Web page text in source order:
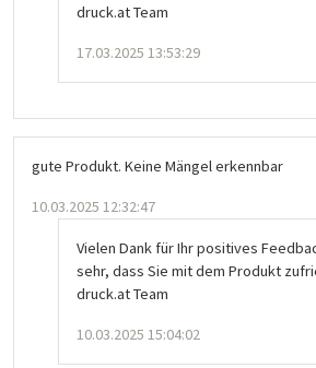
druck.at Team
17.03.2025 13:53:29
gute Produkt. Keine Mängel erkennbar
10.03.2025 12:32:47
Vielen Dank für Ihr positives
sehr, dass Sie mit dem Produkt
druck.at Team
10.03.2025 15:04:02